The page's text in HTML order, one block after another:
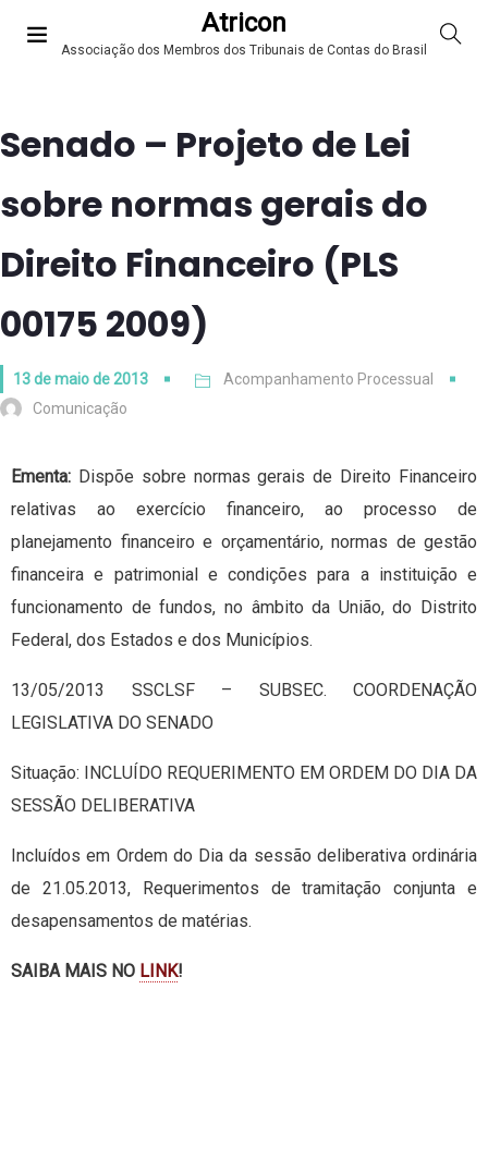
Atricon
Associação dos Membros dos Tribunais de Contas do Brasil
Senado – Projeto de Lei
sobre normas gerais do
Direito Financeiro (PLS
00175 2009)
13 de maio de 2013
Acompanhamento Processual
Comunicação
Ementa: Dispõe sobre normas gerais de Direito Financeiro
relativas ao exercício financeiro, ao processo de
planejamento financeiro e orçamentário, normas de gestão
financeira e patrimonial e condições para a instituição e
funcionamento de fundos, no âmbito da União, do Distrito
Federal, dos Estados e dos Municípios.
13/05/2013 SSCLSF – SUBSEC. COORDENAÇÃO
LEGISLATIVA DO SENADO
Situação: INCLUÍDO REQUERIMENTO EM ORDEM DO DIA DA
SESSÃO DELIBERATIVA
Incluídos em Ordem do Dia da sessão deliberativa ordinária
de 21.05.2013, Requerimentos de tramitação conjunta e
desapensamentos de matérias.
SAIBA MAIS NO LINK!